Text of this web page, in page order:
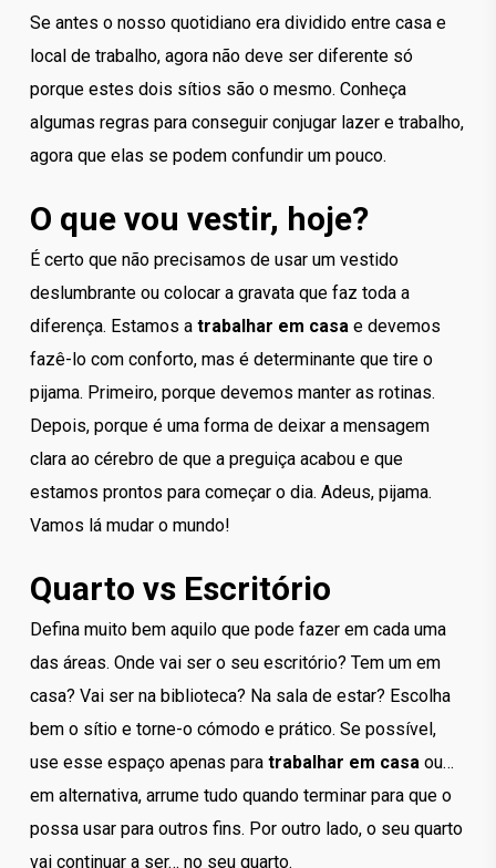
Se antes o nosso quotidiano era dividido entre casa e
local de trabalho, agora não deve ser diferente só
porque estes dois sítios são o mesmo. Conheça
algumas regras para conseguir conjugar lazer e trabalho,
agora que elas se podem confundir um pouco.
O que vou vestir, hoje?
É certo que não precisamos de usar um vestido
deslumbrante ou colocar a gravata que faz toda a
diferença. Estamos a trabalhar em casae devemos
fazê-lo com conforto, mas é determinante que tire o
pijama. Primeiro, porque devemos manter as rotinas.
Depois, porque é uma forma de deixar a mensagem
clara ao cérebro de que a preguiça acabou e que
estamos prontos para começar o dia. Adeus, pijama.
Vamos lá mudar o mundo!
Quarto vs Escritório
Defina muito bem aquilo que pode fazer em cada uma
das áreas. Onde vai ser o seu escritório? Tem um em
casa? Vai ser na biblioteca? Na sala de estar? Escolha
bem o sítio e torne-o cómodo e prático. Se possível,
use esse espaço apenas para trabalhar em casaou…
em alternativa, arrume tudo quando terminar para que o
possa usar para outros fins. Por outro lado, o seu quarto
vai continuar a ser… no seu quarto.